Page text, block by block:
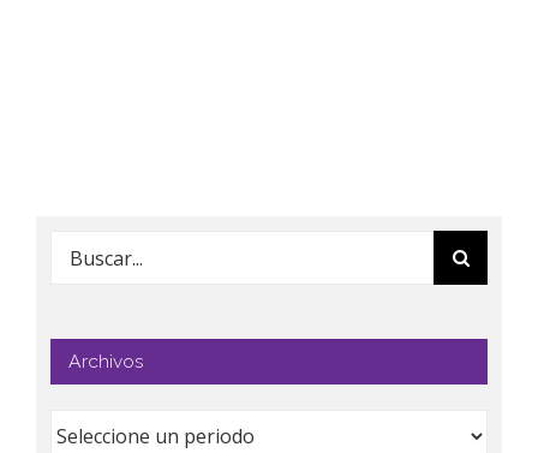
Buscar:
Archivos